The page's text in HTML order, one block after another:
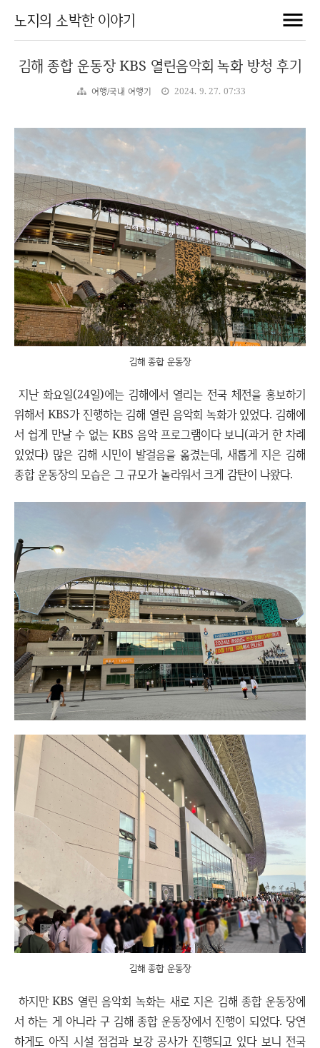
노지의 소박한 이야기
김해 종합 운동장 KBS 열린음악회 녹화 방청 후기
여행/국내 여행기 2024. 9. 27. 07:33
김해 종합 운동장
지난 화요일(24일)에는 김해에서 열리는 전국 체전을 홍보하기
위해서 KBS가 진행하는 김해 열린 음악회 녹화가 있었다. 김해에
서 쉽게 만날 수 없는 KBS 음악 프로그램이다 보니(과거 한 차례
있었다) 많은 김해 시민이 발걸음을 옮겼는데, 새롭게 지은 김해
종합 운동장의 모습은 그 규모가 놀라워서 크게 감탄이 나왔다.
김해 종합 운동장
하지만 KBS 열린 음악회 녹화는 새로 지은 김해 종합 운동장에
서 하는 게 아니라 구 김해 종합 운동장에서 진행이 되었다. 당연
하게도 아직 시설 점검과 보강 공사가 진행되고 있다 보니 전국